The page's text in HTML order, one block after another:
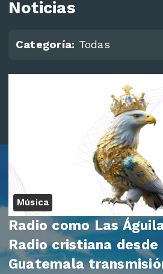
Noticias
Categoría: Todas
Música
Radio como Las
Radio cristiana desde
Guatemala